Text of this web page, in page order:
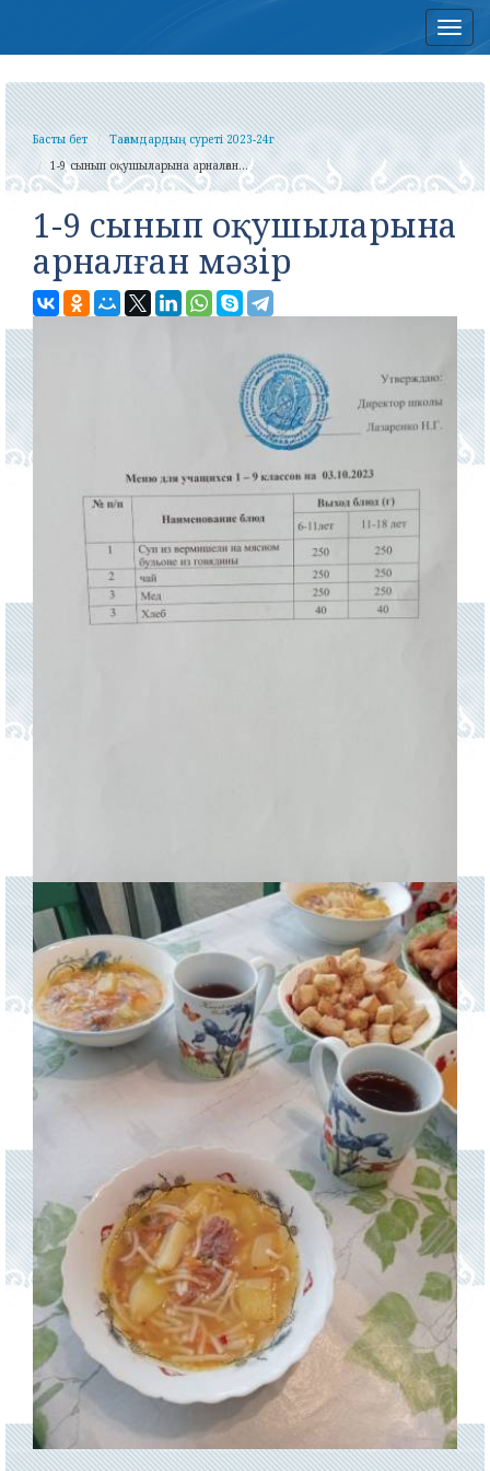
Басты бет
Тағамдардың суреті 2023-24г
1-9 сынып оқушыларына арналған...
1-9 сынып оқушыларына
арналған мәзір